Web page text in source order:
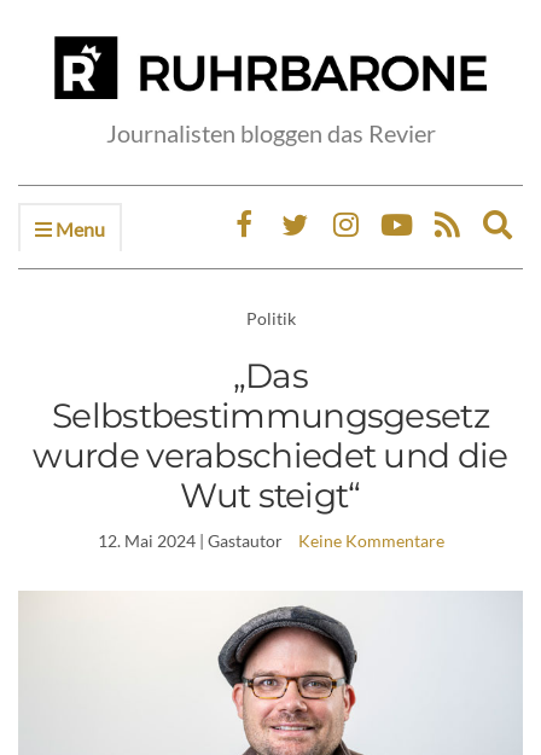
Journalisten bloggen das Revier
Menu
Politik
„Das
Selbstbestimmungsgesetz
wurde verabschiedet und die
Wut steigt“
12. Mai 2024| Gastautor Keine Kommentare